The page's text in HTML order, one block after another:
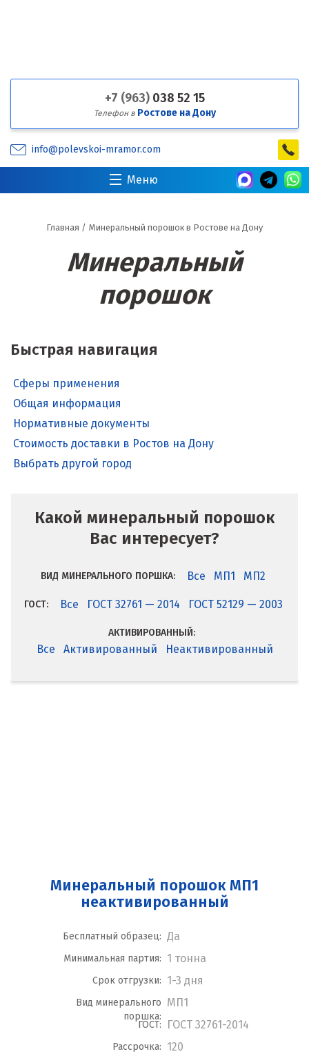
+7 (963) 038 52 15
Телефон в Ростове на Дону
info@polevskoi-mramor.com
Меню
Главная / Минеральный порошок в Ростове на Дону
Минеральный
порошок
Быстрая навигация
Сферы применения
Общая информация
Нормативные документы
Стоимость доставки в Ростов на Дону
Выбрать другой город
Какой минеральный порошок
Вас интересует?
ВИД МИНЕРАЛЬНОГО ПОРШКА: Все МП1 МП2
ГОСТ: Все ГОСТ 32761 — 2014 ГОСТ 52129 — 2003
АКТИВИРОВАННЫЙ:
Все Активированный Неактивированный
Минеральный порошок МП1
неактивированный
Бесплатный образец: Да
Минимальная партия: 1 тонна
Срок отгрузки: 1-3 дня
Вид минерального
поршка:
МП1
ГОСТ: ГОСТ 32761-2014
Рассрочка: 120